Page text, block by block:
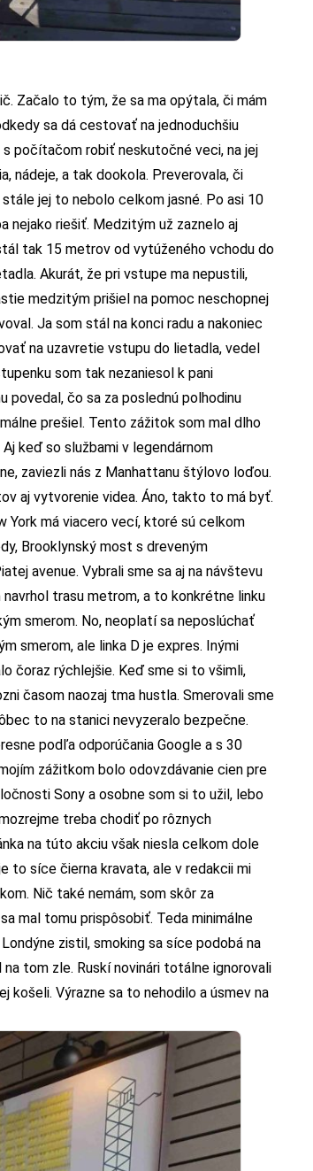
Začalo to tým, že sa ma opýtala, či mám
sa dá cestovať na jednoduchšiu
počítačom robiť neskutočné veci, na jej
nádeje, a tak dookola. Preverovala, či
jej to nebolo celkom jasné. Po asi 10
nejako riešiť. Medzitým už zaznelo aj
tak 15 metrov od vytúženého vchodu do
Akurát, že pri vstupe ma nepustili,
medzitým prišiel na pomoc neschopnej
Ja som stál na konci radu a nakoniec
na uzavretie vstupu do lietadla, vedel
som tak nezaniesol k pani
povedal, čo sa za poslednú polhodinu
prešiel. Tento zážitok som mal dlho
keď so službami v legendárnom
zaviezli nás z Manhattanu štýlovo loďou.
aj vytvorenie videa. Áno, takto to má byť.
York má viacero vecí, ktoré sú celkom
Brooklynský most s dreveným
avenue. Vybrali sme sa aj na návštevu
navrhol trasu metrom, a to konkrétne linku
smerom. No, neoplatí sa neposlúchať
smerom, ale linka D je expres. Inými
čoraz rýchlejšie. Keď sme si to všimli,
časom naozaj tma hustla. Smerovali sme
to na stanici nevyzeralo bezpečne.
podľa odporúčania Google a s 30
zážitkom bolo odovzdávanie cien pre
Sony a osobne som si to užil, lebo
treba chodiť po rôznych
na túto akciu však niesla celkom dole
to síce čierna kravata, ale v redakcii mi
Nič také nemám, som skôr za
mal tomu prispôsobiť. Teda minimálne
zistil, smoking sa síce podobá na
tom zle. Ruskí novinári totálne ignorovali
košeli. Výrazne sa to nehodilo a úsmev na